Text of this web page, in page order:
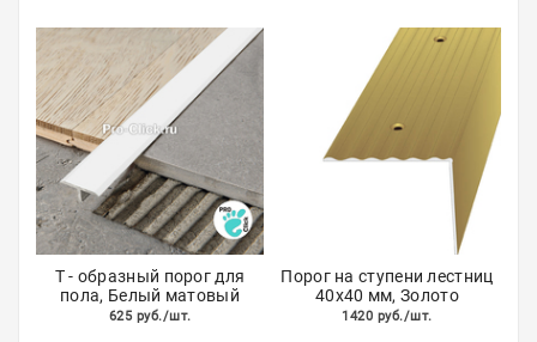
Т - образный порог для
пола, Белый матовый
625 руб./шт.
Порог на ступени лестниц
40х40 мм, Золото
1420 руб./шт.